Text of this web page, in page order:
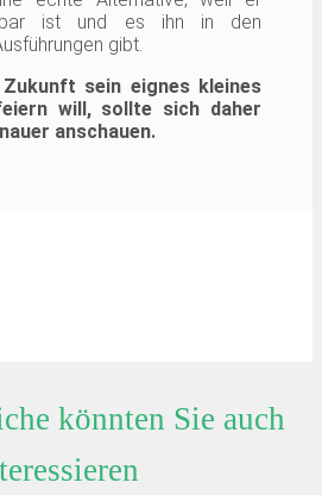
ist und es ihn in den
gibt.
sein eignes kleines
will, sollte sich daher
anschauen.
könnten Sie auch